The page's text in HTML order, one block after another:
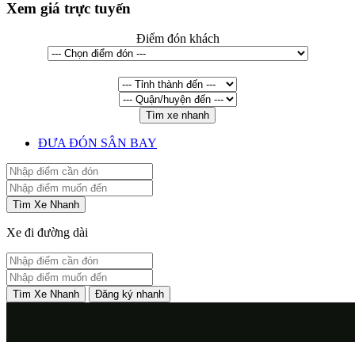
Xem giá trực tuyến
Điểm đón khách
Tìm xe nhanh
ĐƯA ĐÓN SÂN BAY
Tìm Xe Nhanh
Xe đi đường dài
Tìm Xe Nhanh Đăng ký nhanh